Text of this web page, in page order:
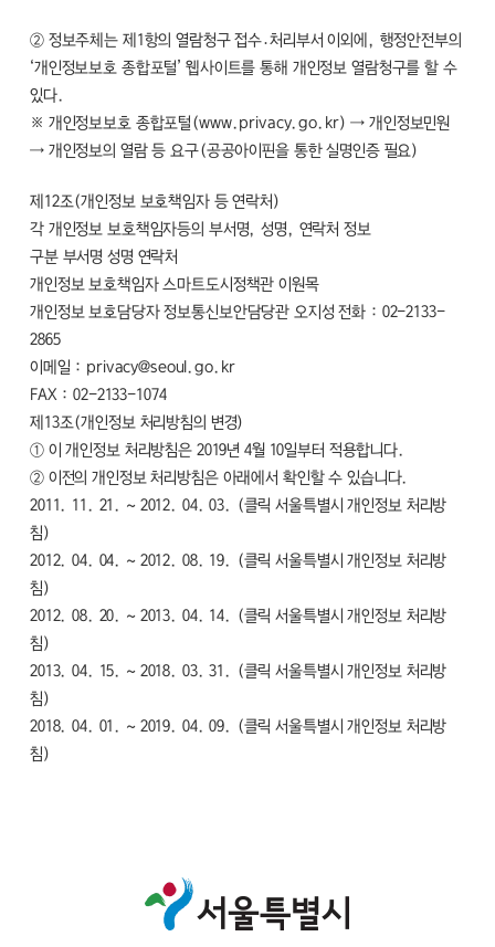
② 정보주체는 제1항의 열람청구 접수․처리부서 이외에, 행정안전부의
‘개인정보보호 종합포털’ 웹사이트를 통해 개인정보 열람청구를 할 수
있다.
※ 개인정보보호 종합포털(www.privacy.go.kr) → 개인정보민원
→ 개인정보의 열람 등 요구(공공아이핀을 통한 실명인증 필요)
제12조(개인정보 보호책임자 등 연락처)
각 개인정보 보호책임자등의 부서명, 성명, 연락처 정보
구분 부서명 성명 연락처
개인정보 보호책임자 스마트도시정책관 이원목
개인정보 보호담당자 정보통신보안담당관 오지성 전화 : 02-2133-
2865
이메일 : privacy@seoul.go.kr
FAX : 02-2133-1074
제13조(개인정보 처리방침의 변경)
① 이 개인정보 처리방침은 2019년 4월 10일부터 적용합니다.
② 이전의 개인정보 처리방침은 아래에서 확인할 수 있습니다.
2011. 11. 21. ~ 2012. 04. 03. (클릭 서울특별시 개인정보 처리방
침)
2012. 04. 04. ~ 2012. 08. 19. (클릭 서울특별시 개인정보 처리방
침)
2012. 08. 20. ~ 2013. 04. 14. (클릭 서울특별시 개인정보 처리방
침)
2013. 04. 15. ~ 2018. 03. 31. (클릭 서울특별시 개인정보 처리방
침)
2018. 04. 01. ~ 2019. 04. 09. (클릭 서울특별시 개인정보 처리방
침)